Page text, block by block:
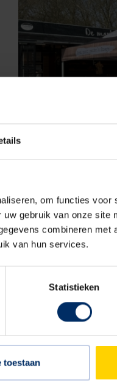
om functies voor
gebruik van onze site
combineren met
van hun services.
Statistieken
toestaan
Ook zo’n
Marco
Specialist